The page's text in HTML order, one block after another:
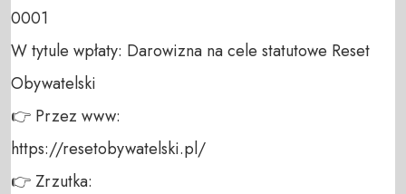
0001
W tytule wpłaty: Darowizna na cele statutowe Reset
Obywatelski
👉 Przez www:
https://resetobywatelski.pl/
👉 Zrzutka: